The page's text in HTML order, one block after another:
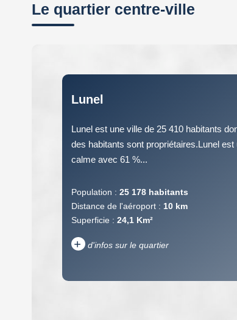
Le quartier centre-ville
Lunel
Lunel est une ville de 25 410 habitants
des habitants sont propriétaires.Lunel est
calme avec 61 %...
Population : 25 178 habitants
Distance de l'aéroport : 10 km
Superficie : 24,1 Km²
+ d'infos sur le quartier